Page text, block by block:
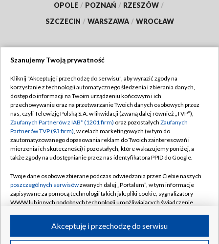
OPOLE / POZNAŃ / RZESZÓW /
SZCZECIN / WARSZAWA / WROCŁAW
TVP
Abonament TVP
Emisja w TVP
Centrum informacji TVP
Naziemna Telewizja Cyfrowa
Rada Programowa
System NOS
Informacje o nadawcy
Program dla prasy
Regulamin TVP
Polityka prywatności
Moje zgody
Pomoc
Kontakt
Kanały
©2026 Telewizja Polska S.A. w likwidacji
Szanujemy Twoją prywatność
Kliknij "Akceptuję i przechodzę do serwisu", aby wyrazić zgody na
korzystanie z technologii automatycznego śledzenia i zbierania danych,
dostęp do informacji na Twoim urządzeniu końcowym i ich
przechowywanie oraz na przetwarzanie Twoich danych osobowych przez
nas, czyli Telewizję Polską S.A. w likwidacji (zwaną dalej również „TVP”),
Zaufanych Partnerów z IAB* (1201 firm) oraz pozostałych Zaufanych
Partnerów TVP (93 firm), w celach marketingowych (w tym do
zautomatyzowanego dopasowania reklam do Twoich zainteresowań i
mierzenia ich skuteczności) i pozostałych, które wskazujemy poniżej, a
także zgody na udostępnianie przez nas identyfikatora PPID do Google.
Twoje dane osobowe zbierane podczas odwiedzania przez Ciebie naszych
poszczególnych serwisówzwanych dalej „Portalem”, w tym informacje
zapisywane za pomocą technologii takich jak: pliki cookie, sygnalizatory
WWW lub innych podobnych technologii umożliwiających świadczenie
ruchu w Internecie.Akceptuję i przechodzę do serwisu